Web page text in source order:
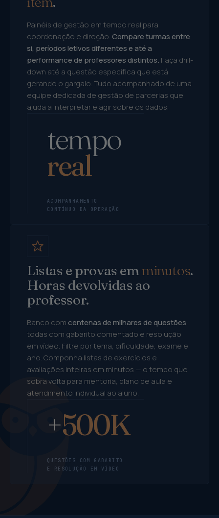
Painéis de gestão em tempo real para
coordenação e direção.Compare turmas entre
si, períodos letivos diferentes e até a
performance de professores distintos. Faça drill-
down até a questão específica que está
gerando o gargalo. Tudo acompanhado de uma
equipe dedicada de gestão de parcerias que
ajuda a interpretar e agir sobre os dados.
tempo
real
ACOMPANHAMENTO
CONTÍNUO DA OPERAÇÃO
Listas e provas emminutos.
Horas devolvidas ao
professor.
Banco comcentenas de milhares de questões,
todas com gabarito comentado e resolução
em vídeo. Filtre por tema, dificuldade, exame e
ano. Componha listas de exercícios e
avaliações inteiras em minutos — o tempo que
sobra volta para mentoria, plano de aula e
atendimento individual ao aluno.
+500K
QUESTÕES COM GABARITO
E RESOLUÇÃO EM VÍDEO